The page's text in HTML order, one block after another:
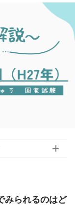
みられるのはど